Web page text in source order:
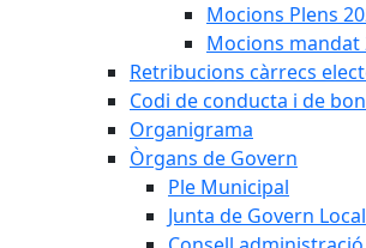
Mocions Plens
Mocions mandat
Retribucions càrrecs
Codi de conducta i de
Organigrama
Òrgans de Govern
Ple Municipal
Junta de Govern Local